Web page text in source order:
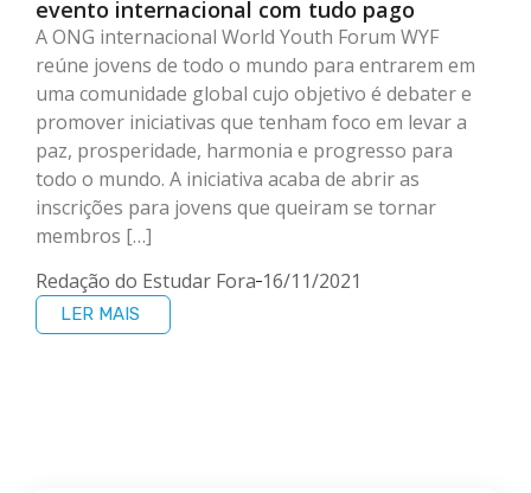
evento internacional com tudo pago
A ONG internacional World Youth Forum WYF
reúne jovens de todo o mundo para entrarem em
uma comunidade global cujo objetivo é debater e
promover iniciativas que tenham foco em levar a
paz, prosperidade, harmonia e progresso para
todo o mundo. A iniciativa acaba de abrir as
inscrições para jovens que queiram se tornar
membros […]
Redação do Estudar Fora 16/11/2021
LER MAIS